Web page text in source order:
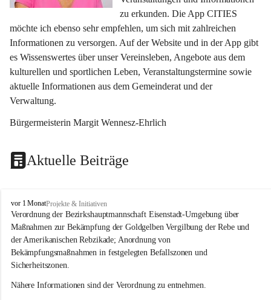
zu erkunden. Die App CITIES
möchte ich ebenso sehr empfehlen, um sich mit zahlreichen
Informationen zu versorgen. Auf der Website und in der App gibt
es Wissenswertes über unser Vereinsleben, Angebote aus dem
kulturellen und sportlichen Leben, Veranstaltungstermine sowie
aktuelle Informationen aus dem Gemeinderat und der
Verwaltung.
Bürgermeisterin Margit Wennesz-Ehrlich
Aktuelle Beiträge
O
s
l
i
p
vor 1 MonatProjekte & Initiativen
Verordnung der Bezirkshauptmannschaft Eisenstadt-Umgebung über
Maßnahmen zur Bekämpfung der Goldgelben Vergilbung der Rebe und
der Amerikanischen Rebzikade; Anordnung von
Bekämpfungsmaßnahmen in festgelegten Befallszonen und
Sicherheitszonen.
Nähere Informationen sind der Verordnung zu entnehmen.